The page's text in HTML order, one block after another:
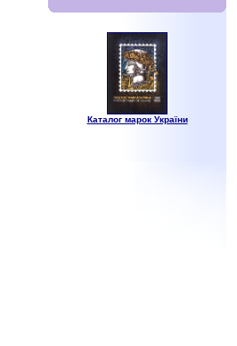
Каталог марок України